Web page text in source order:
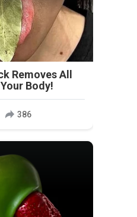
Removes All
Body!
386